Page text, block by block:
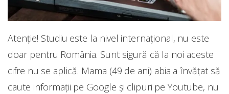
Atenție! Studiu este la nivel internațional, nu este
doar pentru România. Sunt sigură că la noi aceste
cifre nu se aplică. Mama (49 de ani) abia a învățat să
caute informații pe Google și clipuri pe Youtube, nu